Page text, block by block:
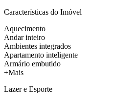
Características do Imóvel
Aquecimento
Andar inteiro
Ambientes integrados
Apartamento inteligente
Armário embutido
+Mais
Lazer e Esporte